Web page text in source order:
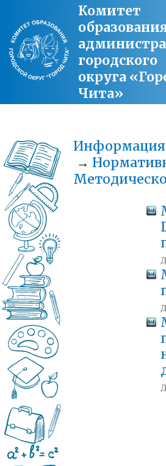
Комитет
городского
округа
Чита»
Информация
→